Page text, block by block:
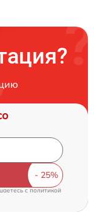
cполитикой